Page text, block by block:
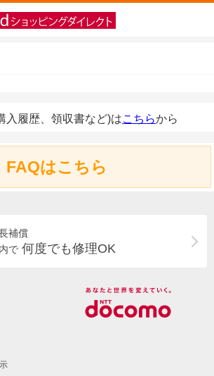
入履歴、領収書など)はこちらから
FAQはこちら
補償
で 何度でも修理OK